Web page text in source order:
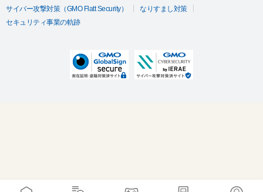
サイバー攻撃対策（GMO Flatt Security）
なりすまし対策
セキュリティ事業の軌跡